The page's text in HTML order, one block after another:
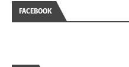
FACEBOOK